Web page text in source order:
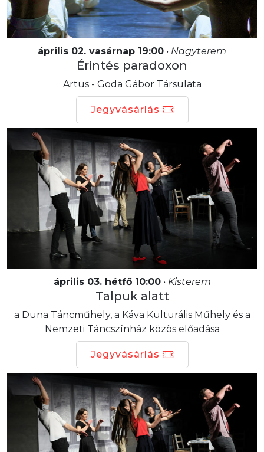
április 02. vasárnap 19:00 • Nagyterem
Érintés paradoxon
Artus - Goda Gábor Társulata
Jegyvásárlás
április 03. hétfő 10:00• Kisterem
Talpuk alatt
a Duna Táncműhely, a Káva Kulturális Műhely és a
Nemzeti Táncszínház közös előadása
Jegyvásárlás